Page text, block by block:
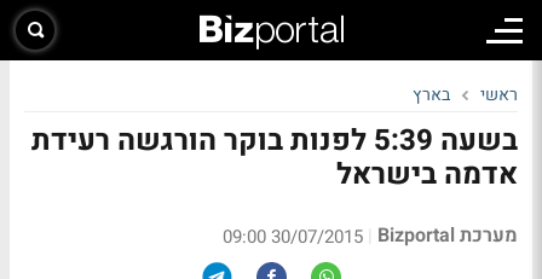
ראשי בארץ
בשעה 5:39 לפנות בוקר הורגשה רעידת
אדמה בישראל
מערכת Bizportal |
30/07/2015 09:00